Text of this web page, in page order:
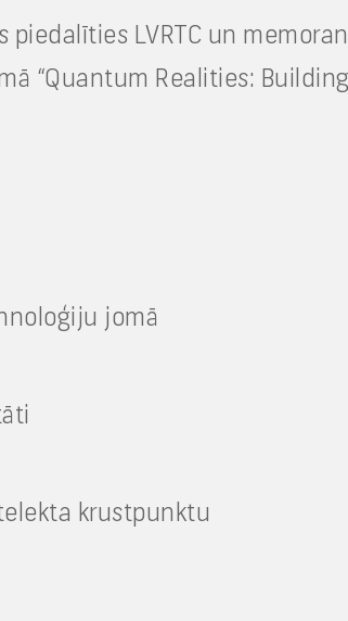
LVRTC un
“Quantum Realities:
jomā
krustpunktu